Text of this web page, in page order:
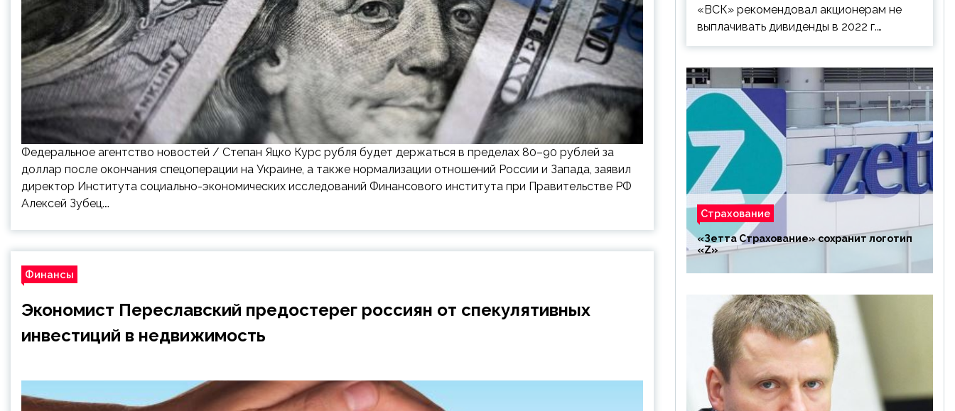
Федеральное агентство новостей / Степан Яцко Курс рубля будет держаться в пределах 80–90 рублей за
доллар после окончания спецоперации на Украине, а также нормализации отношений России и Запада, заявил
директор Института социально-экономических исследований Финансового института при Правительстве РФ
Алексей Зубец.…
Финансы
Экономист Переславский предостерег россиян от спекулятивных
инвестиций в недвижимость
«ВСК» рекомендовал акционерам не
выплачивать дивиденды в 2022 г.…
Страхование
«Зетта Страхование» сохранит логотип
«Z»